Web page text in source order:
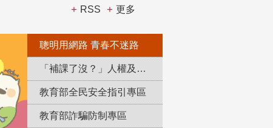
RSS 更多
聰明用網路 青春不迷路
「補課了沒？」人權及轉型正義教育專區
教育部全民安全指引專區
教育部詐騙防制專區